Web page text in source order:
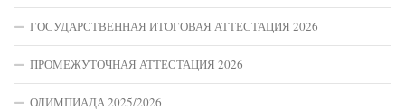
ГОСУДАРСТВЕННАЯ ИТОГОВАЯ АТТЕСТАЦИЯ 2026
ПРОМЕЖУТОЧНАЯ АТТЕСТАЦИЯ 2026
ОЛИМПИАДА 2025/2026